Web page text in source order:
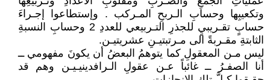
وتكعيبِها وحسابِ الـربحِ المـركب . وإستطاعوا إجـراءَ
حسابٍ تقـريبيٍ للجذرِ التـربيعي للعددِ 2 وحسابِ النسبةِ
الثابتةِ مقـربةً الى مـرتبتيـنِ عشريتيـن.
ليس مـن المعقولِ كما يتوهمُ البعضُ أن يكونَ مفهومي ــ
أنا الصفـرُ ــ غائباً عـن عقولِ الـرافدينيـيـن وهم قد